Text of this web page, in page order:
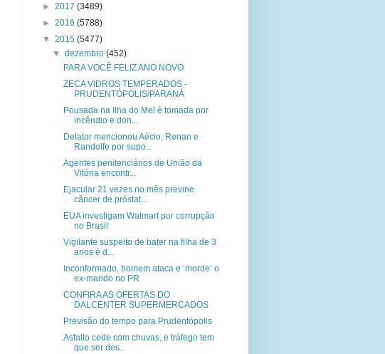
► 2017 (3489)
► 2016 (5788)
▼ 2015 (5477)
▼dezembro(452)
PARA VOCÊ FELIZ ANO NOVO
ZECA VIDROS TEMPERADOS -
PRUDENTÓPOLIS/PARANÁ
Pousada na Ilha do Mel é tomada por
incêndio e don...
Delator mencionou Aécio, Renan e
Randolfe por supo...
Agentes penitenciários de União da
Vitória encontr...
Ejacular 21 vezes no mês previne
câncer de próstat...
EUA investigam Walmart por corrupção
no Brasil
Vigilante suspeito de bater na filha de 3
anos é d...
Inconformado, homem ataca e ‘morde’ o
ex-marido no PR
CONFIRA AS OFERTAS DO
DALCENTER SUPERMERCADOS
Previsão do tempo para Prudentópolis
Asfalto cede com chuvas, e tráfego tem
que ser des...